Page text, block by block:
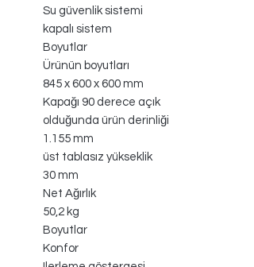
Su güvenlik sistemi
kapalı sistem
Boyutlar
Ürünün boyutları
845 x 600 x 600 mm
Kapağı 90 derece açık
olduğunda ürün derinliği
1.155 mm
üst tablasız yükseklik
30 mm
Net Ağırlık
50,2 kg
Boyutlar
Konfor